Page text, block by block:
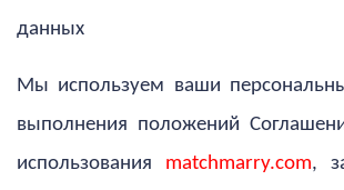
данных
Мы используем ваши
выполнения положений
использования matchmarry.com,